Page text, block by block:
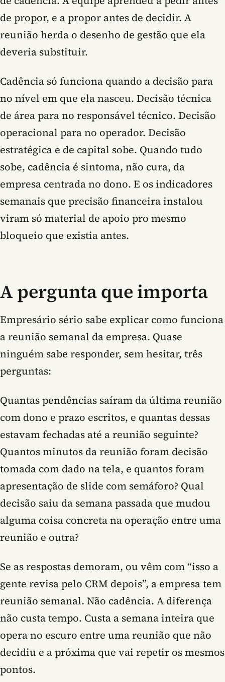
de propor, e a propor antes de decidir. A
reunião herda o desenho de gestão que ela
deveria substituir.
Cadência só funciona quando a decisão para
no nível em que ela nasceu. Decisão técnica
de área para no responsável técnico. Decisão
operacional para no operador. Decisão
estratégica e de capital sobe. Quando tudo
sobe, cadência é sintoma, não cura, da
empresa centrada no dono. E os indicadores
semanais que precisão financeira instalou
viram só material de apoio pro mesmo
bloqueio que existia antes.
A pergunta que importa
Empresário sério sabe explicar como funciona
a reunião semanal da empresa. Quase
ninguém sabe responder, sem hesitar, três
perguntas:
Quantas pendências saíram da última reunião
com dono e prazo escritos, e quantas dessas
estavam fechadas até a reunião seguinte?
Quantos minutos da reunião foram decisão
tomada com dado na tela, e quantos foram
apresentação de slide com semáforo? Qual
decisão saiu da semana passada que mudou
alguma coisa concreta na operação entre uma
reunião e outra?
Se as respostas demoram, ou vêm com “isso a
gente revisa pelo CRM depois”, a empresa tem
reunião semanal. Não cadência. A diferença
não custa tempo. Custa a semana inteira que
opera no escuro entre uma reunião que não
decidiu e a próxima que vai repetir os mesmos
pontos.